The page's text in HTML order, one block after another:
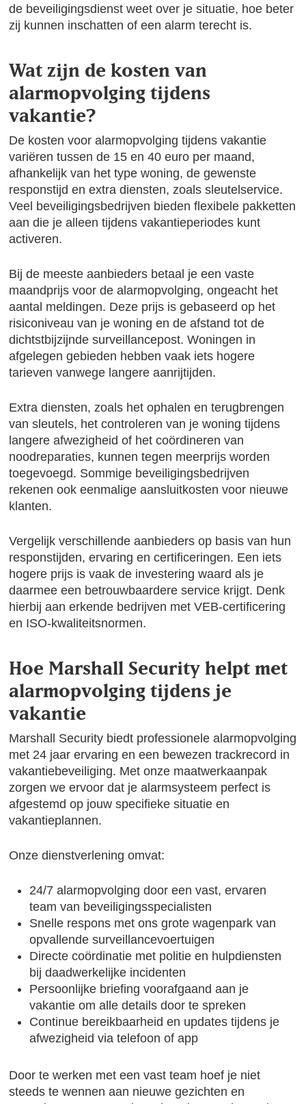
de beveiligingsdienst weet over je situatie, hoe beter
zij kunnen inschatten of een alarm terecht is.
Wat zijn de kosten van
alarmopvolging tijdens
vakantie?
De kosten voor alarmopvolging tijdens vakantie
variëren tussen de 15 en 40 euro per maand,
afhankelijk van het type woning, de gewenste
responstijd en extra diensten, zoals sleutelservice.
Veel beveiligingsbedrijven bieden flexibele pakketten
aan die je alleen tijdens vakantieperiodes kunt
activeren.
Bij de meeste aanbieders betaal je een vaste
maandprijs voor de alarmopvolging, ongeacht het
aantal meldingen. Deze prijs is gebaseerd op het
risiconiveau van je woning en de afstand tot de
dichtstbijzijnde surveillancepost. Woningen in
afgelegen gebieden hebben vaak iets hogere
tarieven vanwege langere aanrijtijden.
Extra diensten, zoals het ophalen en terugbrengen
van sleutels, het controleren van je woning tijdens
langere afwezigheid of het coördineren van
noodreparaties, kunnen tegen meerprijs worden
toegevoegd. Sommige beveiligingsbedrijven
rekenen ook eenmalige aansluitkosten voor nieuwe
klanten.
Vergelijk verschillende aanbieders op basis van hun
responstijden, ervaring en certificeringen. Een iets
hogere prijs is vaak de investering waard als je
daarmee een betrouwbaardere service krijgt. Denk
hierbij aan erkende bedrijven met VEB-certificering
en ISO-kwaliteitsnormen.
Hoe Marshall Security helpt met
alarmopvolging tijdens je
vakantie
Marshall Security biedt professionele alarmopvolging
met 24 jaar ervaring en een bewezen trackrecord in
vakantiebeveiliging. Met onze maatwerkaanpak
zorgen we ervoor dat je alarmsysteem perfect is
afgestemd op jouw specifieke situatie en
vakantieplannen.
Onze dienstverlening omvat:
24/7 alarmopvolging door een vast, ervaren
team van beveiligingsspecialisten
Snelle respons met ons grote wagenpark van
opvallende surveillancevoertuigen
Directe coördinatie met politie en hulpdiensten
bij daadwerkelijke incidenten
Persoonlijke briefing voorafgaand aan je
vakantie om alle details door te spreken
Continue bereikbaarheid en updates tijdens je
afwezigheid via telefoon of app
Door te werken met een vast team hoef je niet
steeds te wennen aan nieuwe gezichten en